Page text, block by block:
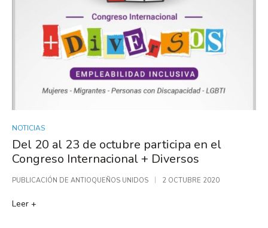
NOTICIAS
Del 20 al 23 de octubre participa en el
Congreso Internacional + Diversos
PUBLICACIÓN DE ANTIOQUEÑOS UNIDOS 2 OCTUBRE 2020
Leer +